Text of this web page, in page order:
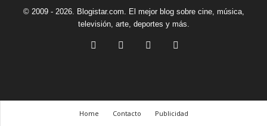
© 2009 - 2026. Blogistar.com. El mejor blog sobre cine, música,
televisión, arte, deportes y más.
Home Contacto Publicidad